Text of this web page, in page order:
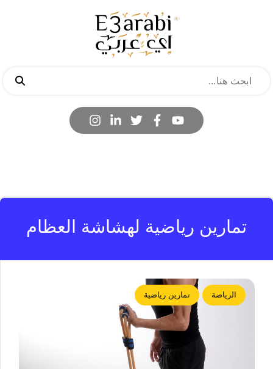
تمارين رياضية لهشاشة العظام
الرياضة تمارين رياضية